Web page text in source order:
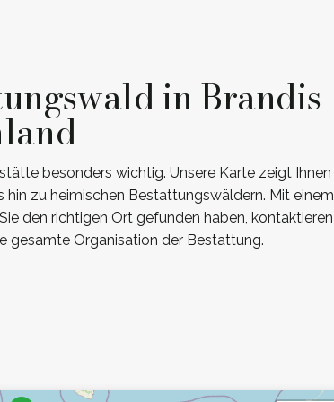
in Brandis
besonders wichtig. Unsere Karte zeigt Ihnen
zu heimischen Bestattungswäldern. Mit einem
den richtigen Ort gefunden haben, kontaktieren
gesamte Organisation der Bestattung.